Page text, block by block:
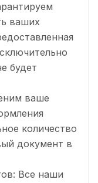
ваших
будет
ваше
количество
документ в
Все наши